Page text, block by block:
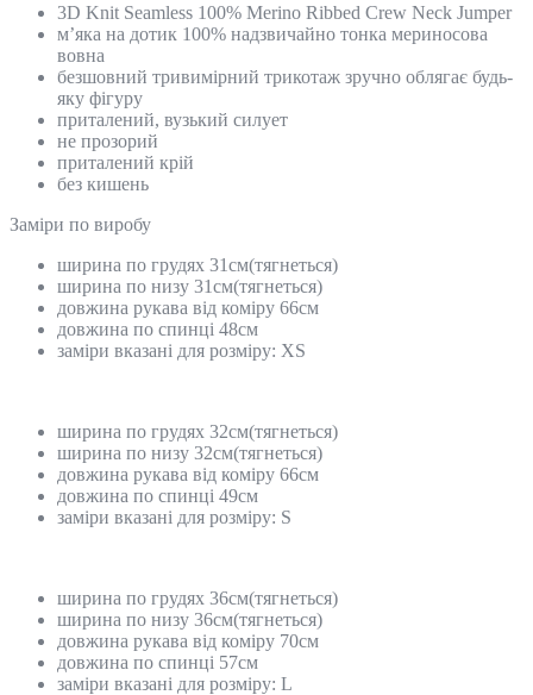
3D Knit Seamless 100% Merino Ribbed Crew Neck Jumper
м’яка на дотик 100% надзвичайно тонка мериносова
вовна
безшовний тривимірний трикотаж зручно облягає будь-
яку фігуру
приталений, вузький силует
не прозорий
приталений крій
без кишень
Замiри по виробу
ширина по грудях 31см(тягнеться)
ширина по низу 31см(тягнеться)
довжина рукава від коміру 66см
довжина по спинці 48см
заміри вказані для розміру: XS
ширина по грудях 32см(тягнеться)
ширина по низу 32см(тягнеться)
довжина рукава від коміру 66см
довжина по спинці 49см
заміри вказані для розміру: S
ширина по грудях 36см(тягнеться)
ширина по низу 36см(тягнеться)
довжина рукава від коміру 70см
довжина по спинці 57см
заміри вказані для розміру: L